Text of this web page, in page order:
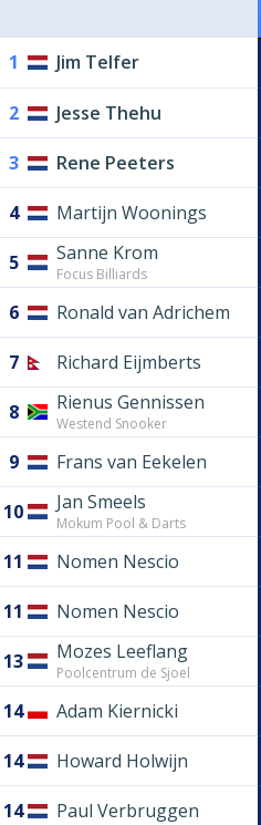
1 Jim Telfer
2 Jesse Thehu
3 Rene Peeters
4 Martijn Woonings
5 Sanne Krom
Focus Billiards
6 Ronald van Adrichem
7 Richard Eijmberts
8 Rienus Gennissen
Westend Snooker
9 Frans van Eekelen
10 Jan Smeels
Mokum Pool & Darts
11 Nomen Nescio
11 Nomen Nescio
13 Mozes Leeflang
Poolcentrum de Sjoel
14 Adam Kiernicki
14 Howard Holwijn
14 Paul Verbruggen